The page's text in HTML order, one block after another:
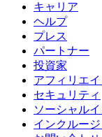
キャリア
ヘルプ
プレス
パートナー
投資家
アフィリエイ
セキュリティ
ソーシャル
インクルー